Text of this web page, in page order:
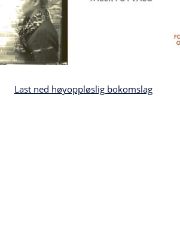
Last ned høyoppløslig bokomslag